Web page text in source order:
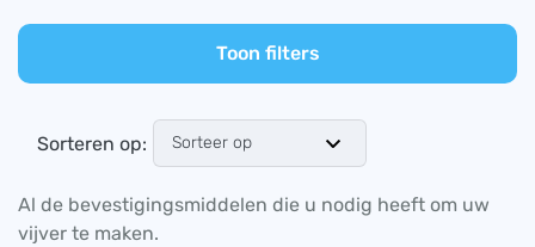
Toon filters
Sorteren op:
Al de bevestigingsmiddelen die u nodig heeft om uw
vijver te maken.